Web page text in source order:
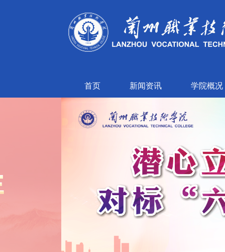
首页 新闻资讯 学院概况